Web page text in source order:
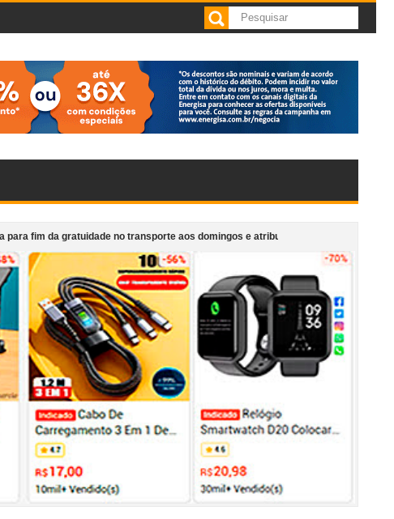
no transporte aos domingos e atribui decisão ao Executivo
em apresentação gratuita nesta sexta Projeto Girarte supera 5